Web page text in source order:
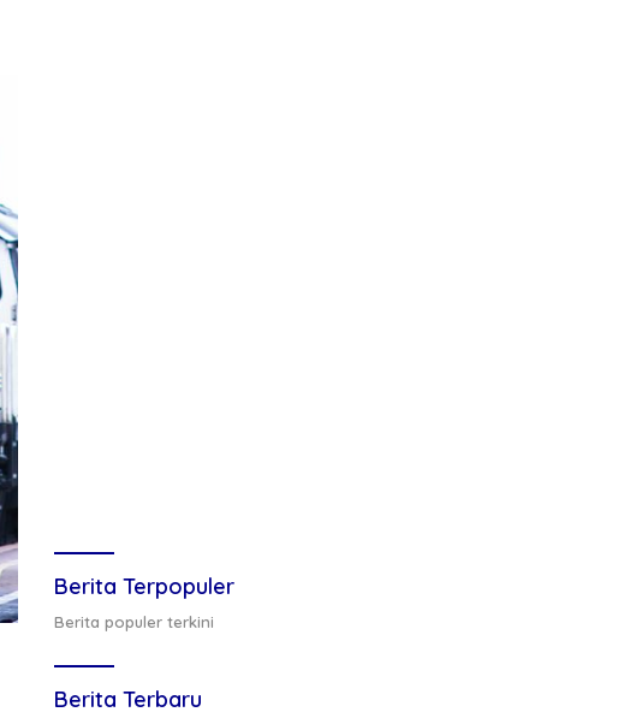
Berita Terpopuler
Berita populer terkini
Berita Terbaru